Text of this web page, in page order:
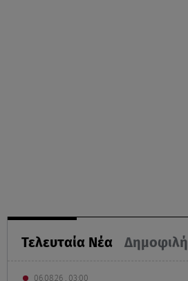
Τελευταία Νέα Δημοφιλή
06.08.26 , 03:00